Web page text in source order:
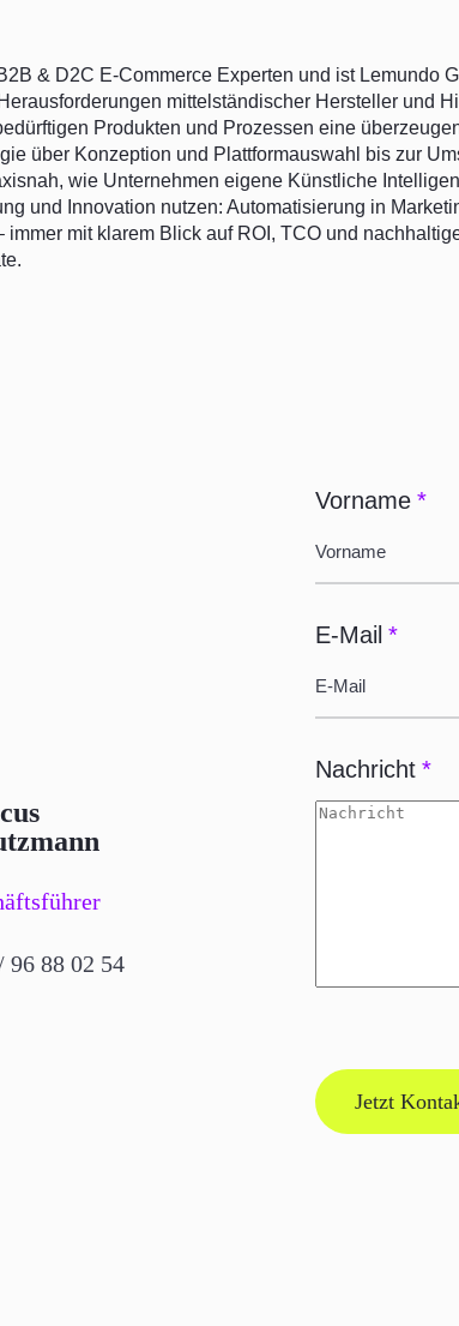
& D2C E-Commerce Experten und ist Lemundo
mittelständischer Hersteller und
Produkten und Prozessen eine
über Konzeption und Plattformauswahl bis zur
wie Unternehmen eigene Künstliche
und Innovation nutzen: Automatisierung in
immer mit klarem Blick auf ROI, TCO und
96 88 02 54
Vorname *
E-Mail *
Nachricht *
Jetzt